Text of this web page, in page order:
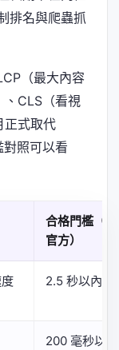
排名與爬蟲抓
（最大內容
CLS（看視
式取代
照可以看
合格門檻（
官方）
2.5 秒以內
200 毫秒以內